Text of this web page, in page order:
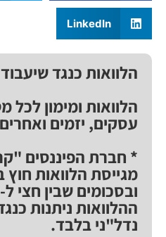
LinkedIn
הלוואות כנגד
הלוואות ומימון לכל
עסקים, יזמים
* חברת הפיננסים
מגייסת הלוואות חוץ
ההלוואות ניתנות
נדל"ני בלבד.